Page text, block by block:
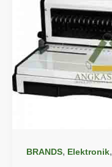
BRANDS, Elektronik,